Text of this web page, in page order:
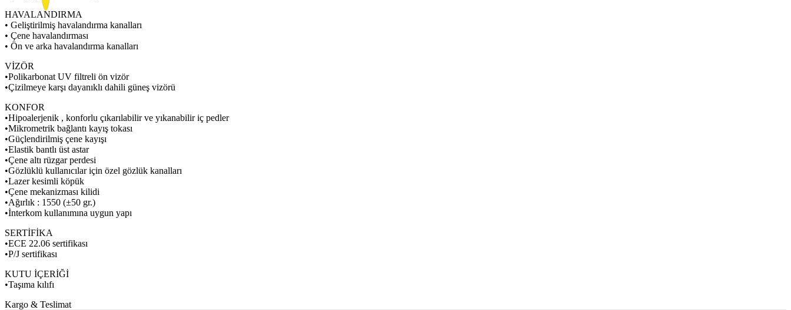
HAVALANDIRMA
• Geliştirilmiş havalandırma kanalları
• Çene havalandırması
• Ön ve arka havalandırma kanalları
VİZÖR
•Polikarbonat UV filtreli ön vizör
•Çizilmeye karşı dayanıklı dahili güneş vizörü
KONFOR
•Hipoalerjenik , konforlu çıkarılabilir ve yıkanabilir iç pedler
•Mikrometrik bağlantı kayış tokası
•Güçlendirilmiş çene kayışı
•Elastik bantlı üst astar
•Çene altı rüzgar perdesi
•Gözlüklü kullanıcılar için özel gözlük kanalları
•Lazer kesimli köpük
•Çene mekanizması kilidi
•Ağırlık : 1550 (±50 gr.)
•İnterkom kullanımına uygun yapı
SERTİFİKA
•ECE 22.06 sertifikası
•P/J sertifikası
KUTU İÇERİĞİ
•Taşıma kılıfı
Kargo & Teslimat